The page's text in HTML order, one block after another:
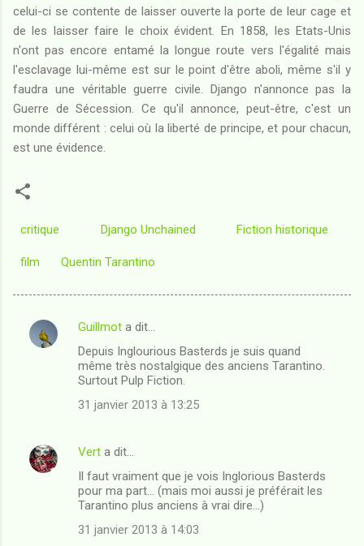
celui-ci se contente de laisser ouverte la porte de leur cage et
de les laisser faire le choix évident. En 1858, les Etats-Unis
n'ont pas encore entamé la longue route vers l'égalité mais
l'esclavage lui-même est sur le point d'être aboli, même s'il y
faudra une véritable guerre civile. Django n'annonce pas la
Guerre de Sécession. Ce qu'il annonce, peut-être, c'est un
monde différent : celui où la liberté de principe, et pour chacun,
est une évidence.
critique Django Unchained Fiction historique
film Quentin Tarantino
C
n
t
Guillmot a dit…
Depuis Inglourious Basterds je suis quand
même très nostalgique des anciens Tarantino.
Surtout Pulp Fiction.
31 janvier 2013 à 13:25
Vert a dit…
Il faut vraiment que je vois Inglorious Basterds
pour ma part... (mais moi aussi je préférait les
Tarantino plus anciens à vrai dire...)
31 janvier 2013 à 14:03